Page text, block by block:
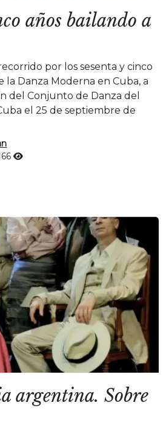
años bailando a
por los sesenta y cinco
la Danza Moderna en Cuba, a
del Conjunto de Danza del
el 25 de septiembre de
argentina. Sobre